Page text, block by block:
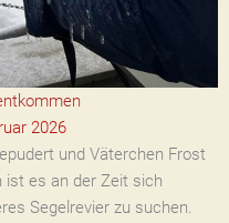
2026
und Väterchen Frost
ist es an der Zeit sich
Segelrevier zu suchen.